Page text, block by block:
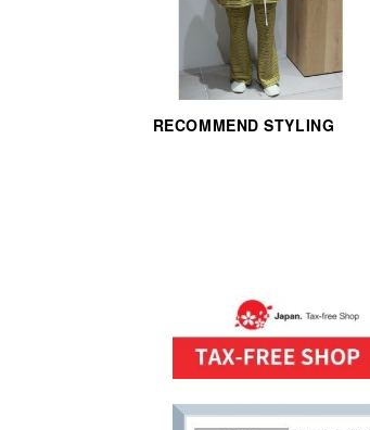
RECOMMEND STYLING